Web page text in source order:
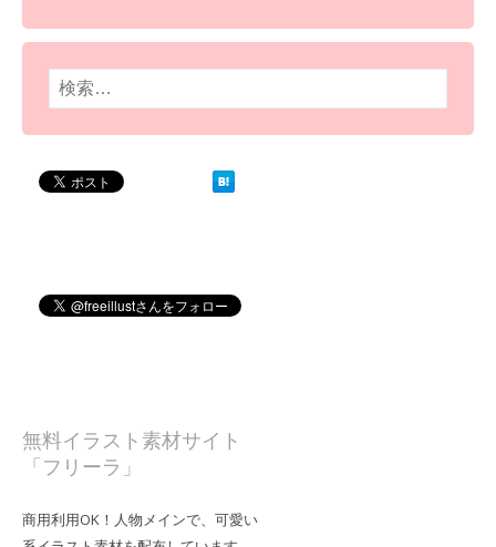
検
索:
無料イラスト素材サイト
「フリーラ」
商用利用OK！人物メインで、可愛い